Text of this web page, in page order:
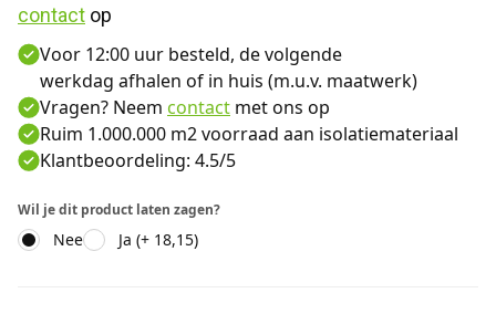
contact op
Voor 12:00 uur besteld, de volgende
werkdag afhalen of in huis (m.u.v. maatwerk)
Vragen? Neem contact met ons op
Ruim 1.000.000 m2 voorraad aan isolatiemateriaal
Klantbeoordeling: 4.5/5
Wil je dit product laten zagen?
Nee Ja (+ 18,15)